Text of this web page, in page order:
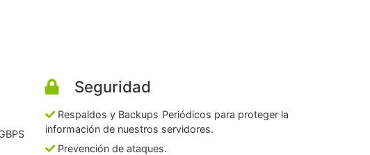
Seguridad
Respaldos y Backups Periódicos para proteger la
información de nuestros servidores.
Prevención de ataques.